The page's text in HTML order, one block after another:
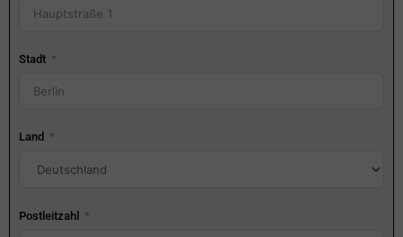
Stadt
Land
Postleitzahl